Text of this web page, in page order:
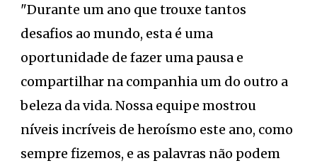
"Durante um ano que trouxe tantos
desafios ao mundo, esta é uma
oportunidade de fazer uma pausa e
compartilhar na companhia um do outro a
beleza da vida. Nossa equipe mostrou
níveis incríveis de heroísmo este ano, como
sempre fizemos, e as palavras não podem